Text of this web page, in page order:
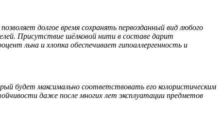
долгое время сохранять первозданный вид любого
Присутствие шёлковой нити в составе дарит
льна и хлопка обеспечивает гипоаллергенность и
будет максимально соответствовать его колористическим
даже после многих лет эксплуатации предметов